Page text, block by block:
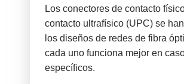
Los conectores de contacto
contacto ultrafísico (UPC) se
los diseños de redes de fibra
cada uno funciona mejor en
específicos.